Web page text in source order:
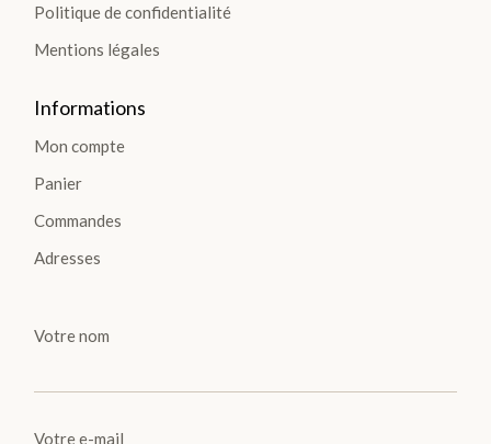
Politique de confidentialité
Mentions légales
Informations
Mon compte
Panier
Commandes
Adresses
Votre nom
Votre e-mail